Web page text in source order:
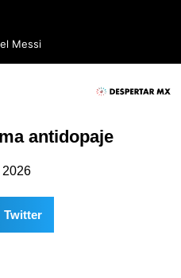
Messi
antidopaje
2026
Twitter